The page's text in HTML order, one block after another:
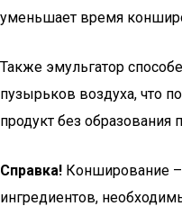
уменьшает время
Также эмульгатор
пузырьков воздуха, что
продукт без образования
Справка! Конширование
ингредиентов,